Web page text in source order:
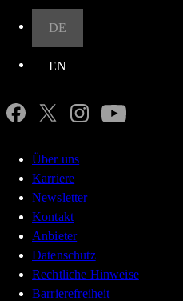
DE
EN
Über uns
Karriere
Newsletter
Kontakt
Anbieter
Datenschutz
Rechtliche Hinweise
Barrierefreiheit